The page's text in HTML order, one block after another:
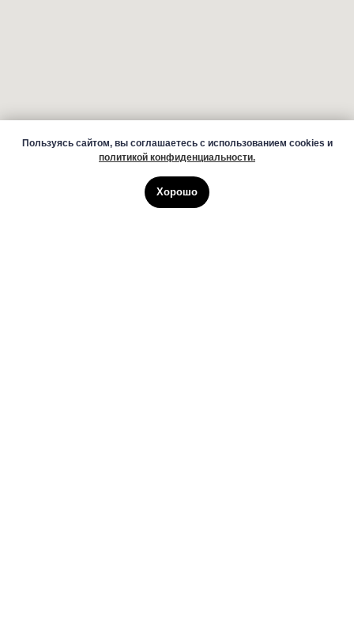
Пользуясь сайтом, вы соглашаетесь с использованием cookies и
политикой конфиденциальности.
Хорошо